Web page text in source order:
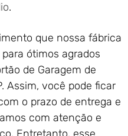
.
que nossa fábrica
ótimos agrados
de Garagem de
Assim, você pode ficar
o prazo de entrega e
com atenção e